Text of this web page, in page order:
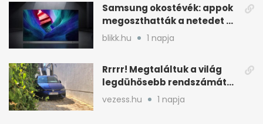
Samsung okostévék: appok
megoszthatták a netedet a
tudtod nélkül
blikk.hu 1 napja
Rrrrr! Megtaláltuk a világ
legdühösebb rendszámát
és az árát is
vezess.hu 1 napja